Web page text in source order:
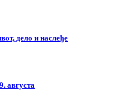
дело и наслеђе
августа